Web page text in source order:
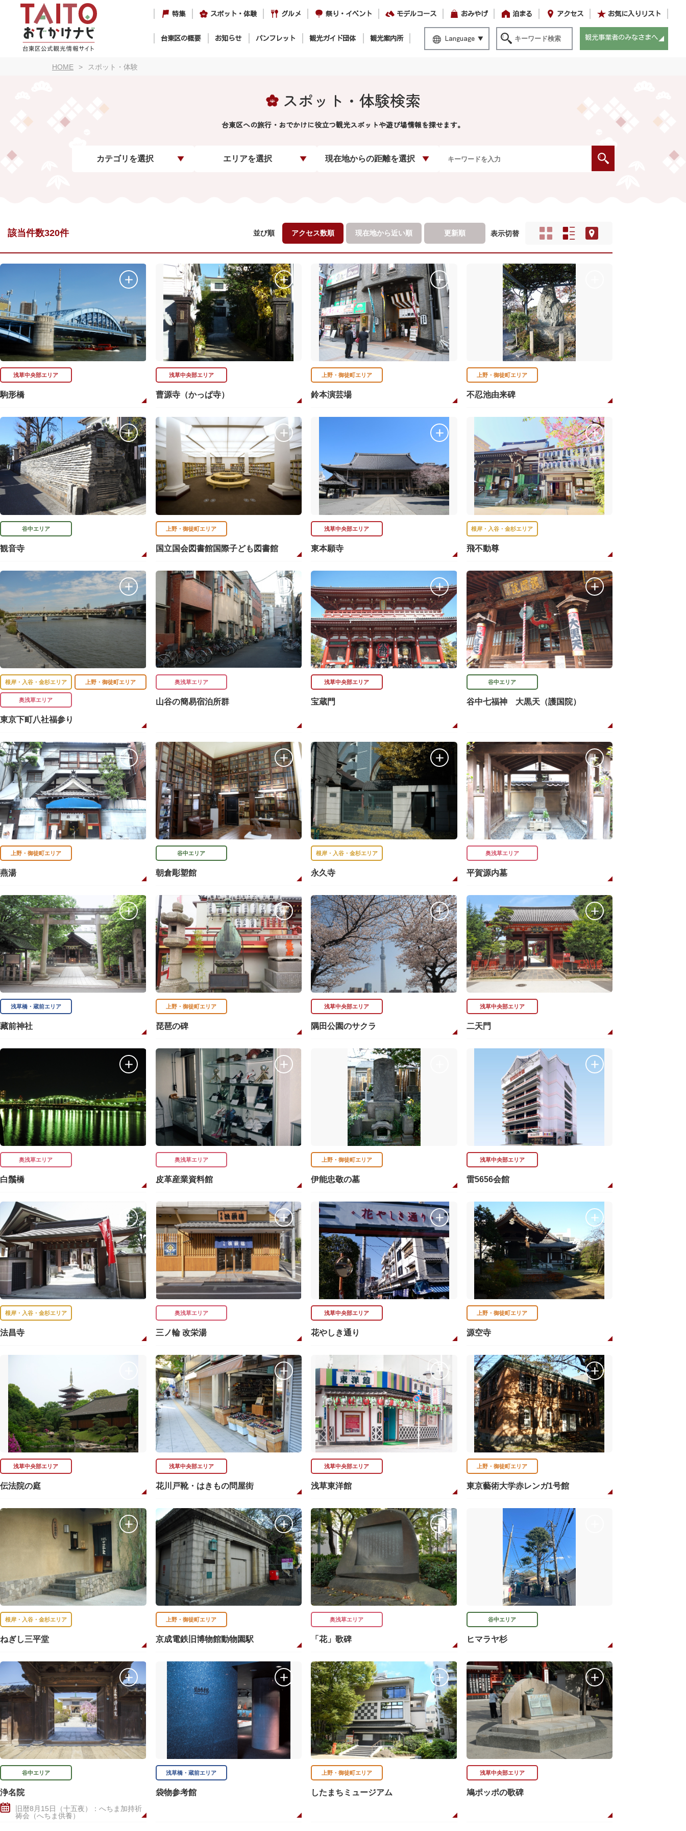
特集 スポット・体験 グルメ 祭り・イベント モデルコース おみやげ 泊まる アクセス お気に入りリスト
台東区の概要 お知らせ パンフレット 観光ガイド団体 観光案内所 Language 観光事業者のみなさまへ
HOME スポット・体験
スポット・体験検索
台東区への旅行・おでかけに役立つ観光スポットや遊び場情報を探せます。
カテゴリを選択 エリアを選択 現在地からの距離を選択
該当件数320件 並び順 アクセス数順 現在地から近い順 更新順 表示切替
浅草中央部エリア
駒形橋
浅草中央部エリア
曹源寺（かっぱ寺）
上野・御徒町エリア
鈴本演芸場
上野・御徒町エリア
不忍池由来碑
谷中エリア
観音寺
上野・御徒町エリア
国立国会図書館国際子ども図書館
浅草中央部エリア
東本願寺
根岸・入谷・金杉エリア
飛不動尊
根岸・入谷・金杉エリア 上野・御徒町エリア
奥浅草エリア
東京下町八社福参り
奥浅草エリア
山谷の簡易宿泊所群
浅草中央部エリア
宝蔵門
谷中エリア
谷中七福神 大黒天（護国院）
上野・御徒町エリア
燕湯
谷中エリア
朝倉彫塑館
根岸・入谷・金杉エリア
永久寺
奥浅草エリア
平賀源内墓
浅草橋・蔵前エリア
藏前神社
上野・御徒町エリア
琵琶の碑
浅草中央部エリア
隅田公園のサクラ
浅草中央部エリア
二天門
奥浅草エリア
白鬚橋
奥浅草エリア
皮革産業資料館
上野・御徒町エリア
伊能忠敬の墓
浅草中央部エリア
雷5656会館
根岸・入谷・金杉エリア
法昌寺
奥浅草エリア
三ノ輪 改栄湯
浅草中央部エリア
花やしき通り
上野・御徒町エリア
源空寺
浅草中央部エリア
伝法院の庭
浅草中央部エリア
花川戸靴・はきもの問屋街
浅草中央部エリア
浅草東洋館
上野・御徒町エリア
東京藝術大学赤レンガ1号館
根岸・入谷・金杉エリア
ねぎし三平堂
上野・御徒町エリア
京成電鉄旧博物館動物園駅
奥浅草エリア
「花」歌碑
谷中エリア
ヒマラヤ杉
谷中エリア
浄名院
旧暦8月15日（十五夜）：へちま加持祈
祷会（へちま供養）
浅草橋・蔵前エリア
袋物参考館
上野・御徒町エリア
したまちミュージアム
浅草中央部エリア
鳩ポッポの歌碑